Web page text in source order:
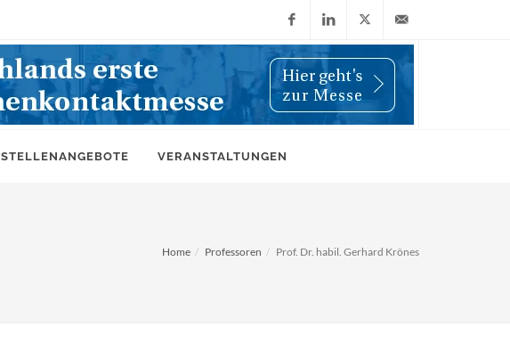
FacebookLinkedIn
X
(Twitter)
info@wiwi-
STELLENANGEBOTE VERANSTALTUNGEN
Home Professoren Prof. Dr. habil. Gerhard Krönes